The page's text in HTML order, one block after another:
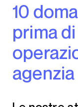
10 domande da farti
prima
agenzia